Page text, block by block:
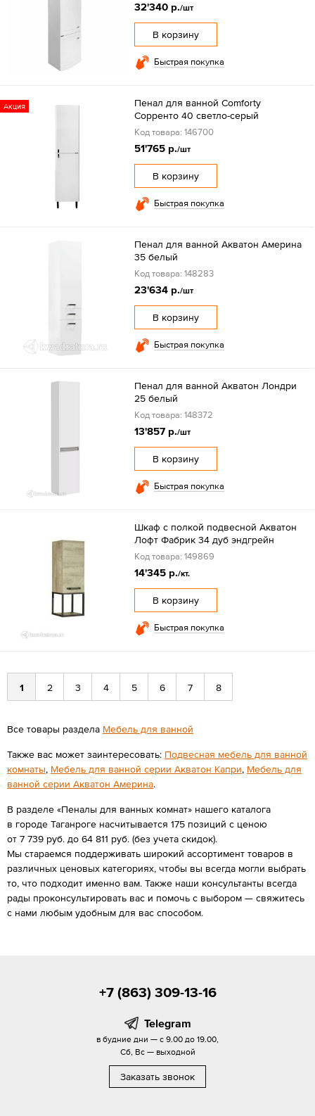
32'340 р./шт
В корзину
Быстрая покупка
Акция
Пенал для ванной Comforty
Сорренто 40 светло-серый
Код товара: 146700
51'765 р./шт
В корзину
Быстрая покупка
Пенал для ванной Акватон Америна
35 белый
Код товара: 148283
23'634 р./шт
В корзину
Быстрая покупка
Пенал для ванной Акватон Лондри
25 белый
Код товара: 148372
13'857 р./шт
В корзину
Быстрая покупка
Шкаф с полкой подвесной Акватон
Лофт Фабрик 34 дуб эндгрейн
Код товара: 149869
14'345 р./кт.
В корзину
Быстрая покупка
1 2 3 4 5 6 7 8
Все товары раздела Мебель для ванной
Также вас может заинтересовать: Подвесная мебель для ванной
комнаты, Мебель для ванной серии Акватон Капри, Мебель для
ванной серии Акватон Америна.
В разделе «Пеналы для ванных комнат» нашего каталога
в городе Таганроге насчитывается 175 позиций с ценою
от 7 739 руб. до 64 811 руб. (без учета скидок).
Мы стараемся поддерживать широкий ассортимент товаров в
различных ценовых категориях, чтобы вы всегда могли выбрать
то, что подходит именно вам. Также наши консультанты всегда
рады проконсультировать вас и помочь с выбором — свяжитесь
с нами любым удобным для вас способом.
+7 (863) 309-13-16
Telegram
в будние дни — с 9.00 до 19.00,
Сб, Вс — выходной
Заказать звонок